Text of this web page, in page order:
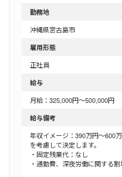
勤務地
沖縄県宮古島市
雇用形態
正社員
給与
月給：325,000円～500,000円
給与備考
年収イメージ：390万円～600
を考慮して決定します。
・固定残業代：なし
・通勤費、深夜労働に関す